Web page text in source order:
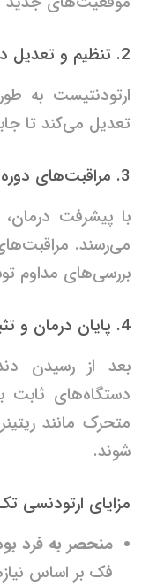
2. تنظیم و تعدیل دستگاه‌ها:
ارتودنتیست به
تعدیل می‌کند تا
3. مراقبت‌های دوره‌ای:
با پیشرفت
می‌رسند.
بررسی‌های مداوم
4. پایان درمان و تثبیت نتایج:
بعد از رسیدن
دستگاه‌های ثابت
متحرک مانند
شوند.
مزایای ارتودنسی
منحصر به فرد
فک بر اساس